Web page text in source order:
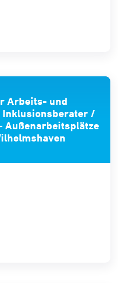
Arbeits- und
/
Außenarbeitsplätze